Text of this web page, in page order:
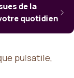
de la
quotidien
pulsatile,